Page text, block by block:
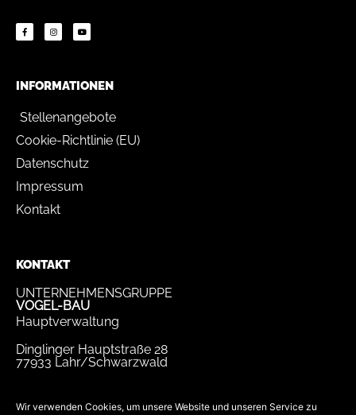
Wir verwenden Cookies, um unsere Website und unseren Service zu
INFORMATIONEN
Stellenangebote
Cookie-Richtlinie (EU)
Datenschutz
Impressum
Kontakt
KONTAKT
UNTERNEHMENSGRUPPE
VOGEL-BAU
Hauptverwaltung
Dinglinger Hauptstraße 28
77933 Lahr/Schwarzwald